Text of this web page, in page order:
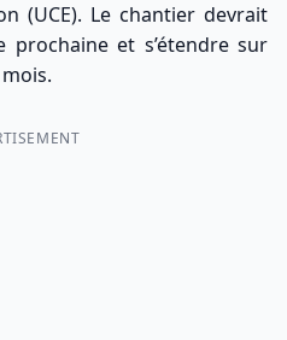
(UCE). Le chantier devrait
prochaine et s’étendre sur